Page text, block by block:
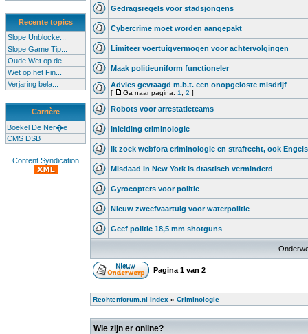
Recente topics
Slope Unblocke...
Slope Game Tip...
Oude Wet op de...
Wet op het Fin...
Verjaring bela...
Carrière
Boekel De Ner�e
CMS DSB
Content Syndication
Gedragsregels voor stadsjongens
Cybercrime moet worden aangepakt
Limiteer voertuigvermogen voor achtervolgingen
Maak politieuniform functioneler
Advies gevraagd m.b.t. een onopgeloste misdrijf
[ Ga naar pagina: 1 2 ]
Robots voor arrestatieteams
Inleiding criminologie
Ik zoek webfora criminologie en strafrecht, ook
Misdaad in New York is drastisch verminderd
Gyrocopters voor politie
Nieuw zweefvaartuig voor waterpolitie
Geef politie 18,5 mm shotguns
Pagina 1 van 2
Rechtenforum.nl Index » Criminologie
Wie zijn er online?